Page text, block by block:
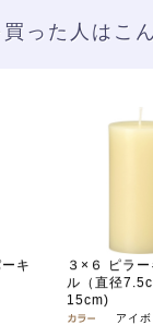
った人はこ
キ
３×６ ピラ
ル（直径
15cm)
アイボ